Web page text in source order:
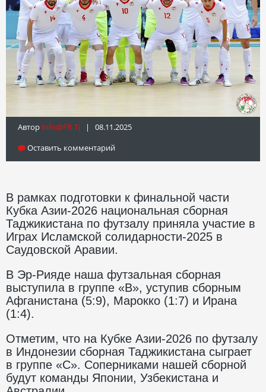
Автор Info@fft.tj | 08.11.2025
Оставить комментарий
В рамках подготовки к финальной части
Кубка Азии-2026 национальная сборная
Таджикистана по футзалу приняла участие в
Играх Исламской солидарности-2025 в
Саудовской Аравии.
В Эр-Рияде наша футзальная сборная
выступила в группе «B», уступив сборным
Афганистана (5:9), Марокко (1:7) и Ирана
(1:4).
Отметим, что на Кубке Азии-2026 по футзалу
в Индонезии сборная Таджикистана сыграет
в группе «С». Соперниками нашей сборной
будут команды Японии, Узбекистана и